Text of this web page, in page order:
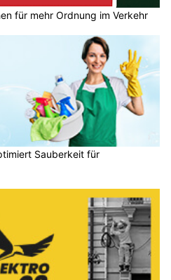
für mehr Ordnung im Verkehr
Sauberkeit für